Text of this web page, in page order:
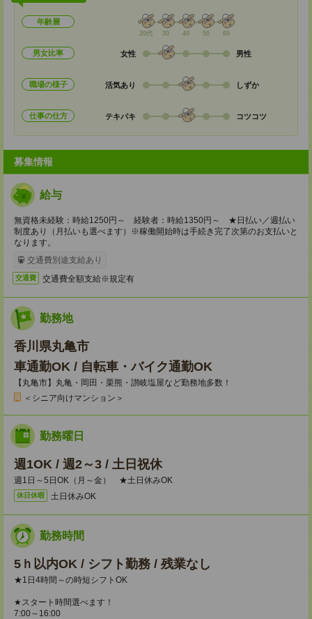
年齢層
20代 30 40 50 60
男女比率 女性 男性
職場の様子 活気あり しずか
仕事の仕方 テキパキ コツコツ
募集情報
給与
無資格未経験：時給1250円～ 経験者：時給1350円～ ★日払い／週払い
制度あり（月払いも選べます）※稼働開始時は手続き完了次第のお支払いと
なります。
交通費別途支給あり
交通費 交通費全額支給※規定有
勤務地
香川県丸亀市
車通勤OK / 自転車・バイク通勤OK
【丸亀市】丸亀・岡田・栗熊・讃岐塩屋など勤務地多数！
＜シニア向けマンション＞
勤務曜日
週1OK / 週2～3 / 土日祝休
週1日～5日OK（月～金） ★土日休みOK
休日休暇 土日休みOK
勤務時間
5ｈ以内OK / シフト勤務 / 残業なし
★1日4時間～の時短シフトOK
★スタート時間選べます！
7:00～16:00